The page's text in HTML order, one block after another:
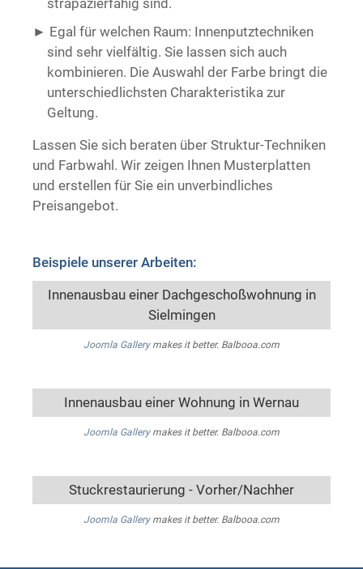
strapazierfähig sind.
Egal für welchen Raum: Innenputztechniken
sind sehr vielfältig. Sie lassen sich auch
kombinieren. Die Auswahl der Farbe bringt die
unterschiedlichsten Charakteristika zur
Geltung.
Lassen Sie sich beraten über Struktur-Techniken
und Farbwahl. Wir zeigen Ihnen Musterplatten
und erstellen für Sie ein unverbindliches
Preisangebot.
Beispiele unserer Arbeiten:
Innenausbau einer Dachgeschoßwohnung in
Sielmingen
Joomla Gallerymakes it better. Balbooa.com
Innenausbau einer Wohnung in Wernau
Joomla Gallerymakes it better. Balbooa.com
Stuckrestaurierung - Vorher/Nachher
Joomla Gallerymakes it better. Balbooa.com